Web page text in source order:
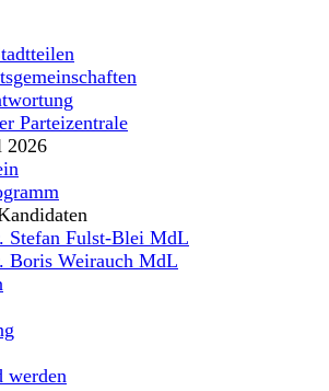
Parteizentrale
2026
Stefan Fulst-Blei MdL
Boris Weirauch MdL
werden